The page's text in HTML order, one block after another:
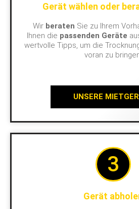
Gerät wählen oder
Wir beraten Sie zu Ihrem
Ihnen die passenden Geräte
wertvolle Tipps, um die
voran zu
UNSERE
3
Gerät